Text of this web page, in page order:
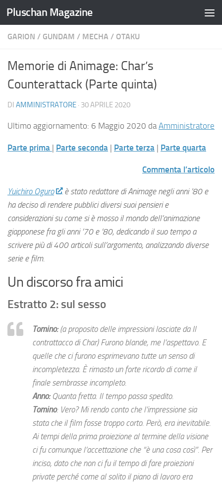
Salta al contenuto
Pluschan Magazine
GARION / GUNDAM / MECHA / OTAKU
Memorie di Animage: Char’s
Counterattack (Parte quinta)
DI AMMINISTRATORE · 30 APRILE 2020
Ultimo aggiornamento: 6 Maggio 2020 da Amministratore
Parte prima | Parte seconda | Parte terza | Parte quarta
Commenta l’articolo
Yuichiro Oguro
è stato redattore di Animage negli anni ’80 e
ha deciso di rendere pubblici diversi suoi pensieri e
considerazioni su come si è mosso il mondo dell’animazione
giapponese fra gli anni ’70 e ’80, dedicando il suo tempo a
scrivere più di 400 articoli sull’argomento, analizzando diverse
serie e film.
Un discorso fra amici
Estratto 2: sul sesso
Tomino:(a proposito delle impressioni lasciate da Il
contrattacco di Char) Furono blande, me l’aspettavo. E
quelle che ci furono esprimevano tutte un senso di
incompletezza. È rimasto un forte ricordo di come il
finale sembrasse incompleto.
Anno:Quanta fretta. Il tempo passa spedito.
Tomino: Vero? Mi rendo conto che l’impressione sia
stata che il film fosse troppo corto. Però, era inevitabile.
Ai tempi della prima proiezione al termine della visione
ci fu comunque l’accettazione che “è una cosa così”. Per
inciso, dato che non ci fu il tempo di fare proiezioni
private perché come al solito il piano di lavoro era